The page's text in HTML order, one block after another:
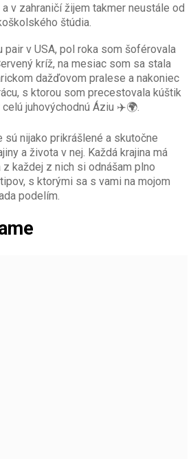
v zahraničí žijem takmer neustále od
štúdia.
pair v USA, pol roka som šoférovala
kríž, na mesiac som sa stala
dažďovom pralese a nakoniec
s ktorou som precestovala kúštik
juhovýchodnú Áziu ✈️🌍.
sú nijako prikrášlené a skutočne
a života v nej. Každá krajina má
každej z nich si odnášam plno
s ktorými sa s vami na mojom
podelím.